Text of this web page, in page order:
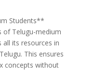
Students**
of Telugu-medium
all its resources in
This ensures
concepts without